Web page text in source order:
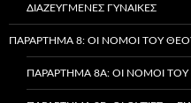
ΔΙΑΖΕΥΓΜΈΝΕΣ ΓΥΝΑΊΚΕΣ
ΠΑΡΆΡΤΗΜΑ 8: ΟΙ ΝΌΜΟΙ ΤΟΥ
ΠΑΡΆΡΤΗΜΑ 8A: ΟΙ ΝΌΜΟΙ